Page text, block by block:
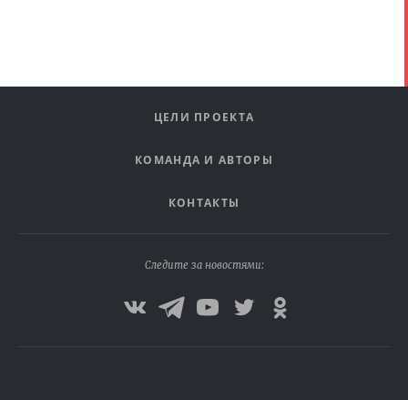
ЦЕЛИ ПРОЕКТА
КОМАНДА И АВТОРЫ
КОНТАКТЫ
Следите за новостями: